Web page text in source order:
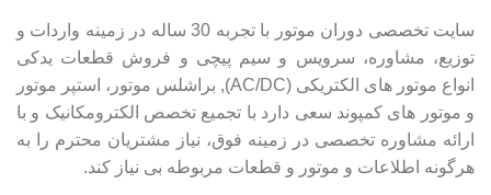
سایت تخصصی دوران موتور با تجربه 30 ساله در زمینه واردات و
توزیع، مشاوره، سرویس و سیم پیچی و فروش قطعات یدکی
انواع موتور های الکتریکی (AC/DC), براشلس موتور، استپر موتور
و موتور های کمپوند سعی دارد با تجمیع تخصص الکترومکانیک و با
ارائه مشاوره تخصصی در زمینه فوق، نیاز مشتریان محترم را به
هرگونه اطلاعات و موتور و قطعات مربوطه بی نیاز کند.